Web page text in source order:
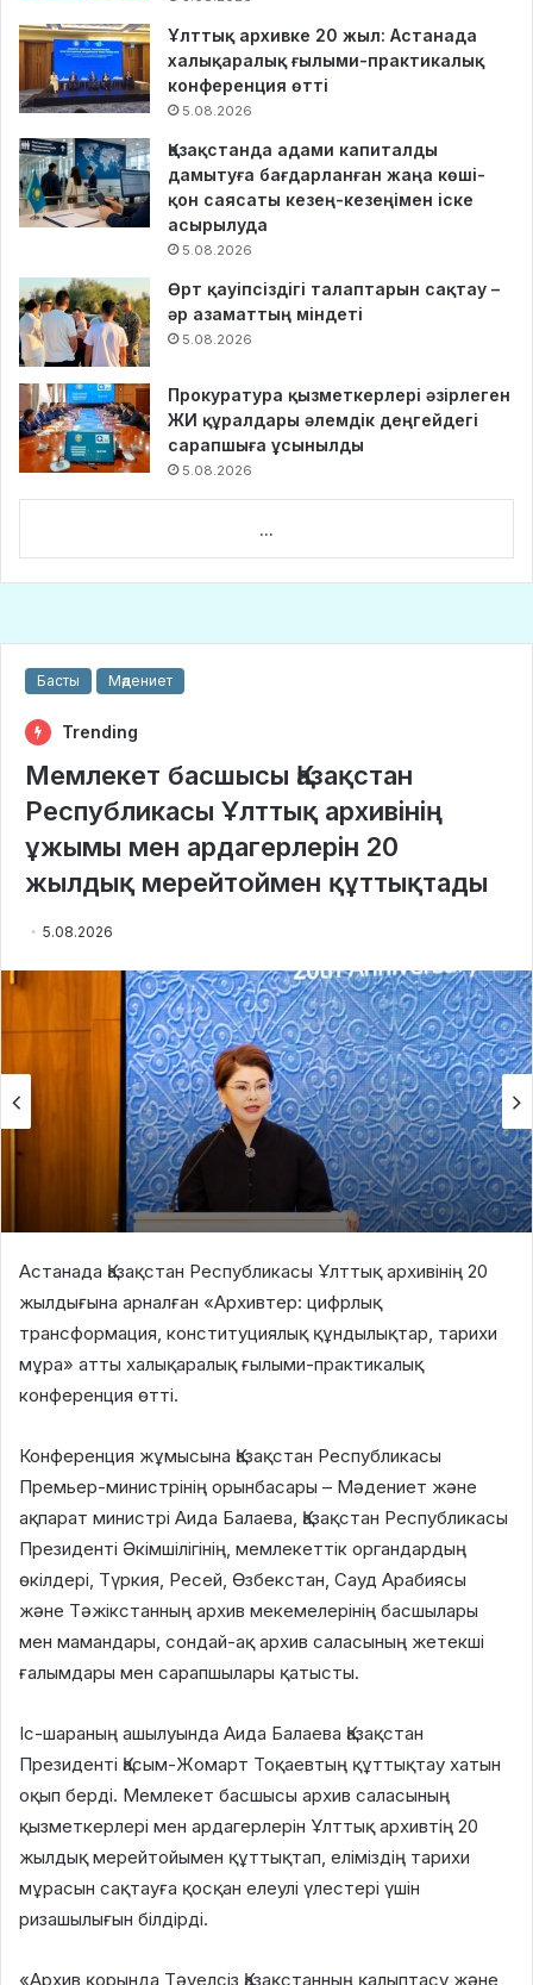
Ұлттық архивке 20 жыл: Астанада
халықаралық ғылыми-практикалық
конференция өтті
5.08.2026
Қазақстанда адами капиталды
дамытуға бағдарланған жаңа көші-
қон саясаты кезең-кезеңімен іске
асырылуда
5.08.2026
Өрт қауіпсіздігі талаптарын сақтау –
әр азаматтың міндеті
5.08.2026
Прокуратура қызметкерлері әзірлеген
ЖИ құралдары әлемдік деңгейдегі
сарапшыға ұсынылды
5.08.2026
...